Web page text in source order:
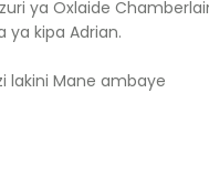
ya Oxlaide
kipa Adrian.
lakini Mane ambaye